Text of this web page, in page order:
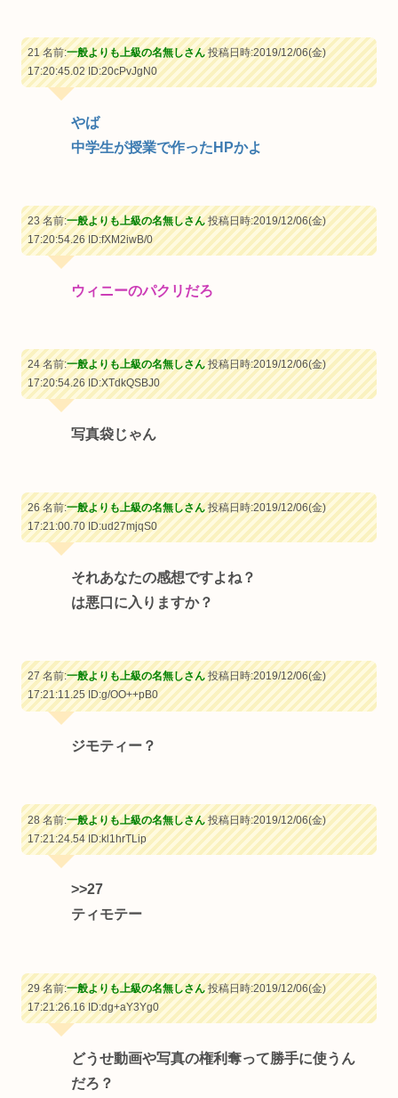
21 名前:一般よりも上級の名無しさん投稿日時:2019/12/06(金)
17:20:45.02ID:20cPvJgN0
やば
中学生が授業で作ったHPかよ
23 名前:一般よりも上級の名無しさん投稿日時:2019/12/06(金)
17:20:54.26ID:fXM2iwB/0
ウィニーのパクリだろ
24 名前:一般よりも上級の名無しさん投稿日時:2019/12/06(金)
17:20:54.26ID:XTdkQSBJ0
写真袋じゃん
26 名前:一般よりも上級の名無しさん投稿日時:2019/12/06(金)
17:21:00.70ID:ud27mjqS0
それあなたの感想ですよね？
は悪口に入りますか？
27 名前:一般よりも上級の名無しさん投稿日時:2019/12/06(金)
17:21:11.25ID:g/OO++pB0
ジモティー？
28 名前:一般よりも上級の名無しさん投稿日時:2019/12/06(金)
17:21:24.54ID:kl1hrTLip
>>27
ティモテー
29 名前:一般よりも上級の名無しさん投稿日時:2019/12/06(金)
17:21:26.16ID:dg+aY3Yg0
どうせ動画や写真の権利奪って勝手に使うん
だろ？